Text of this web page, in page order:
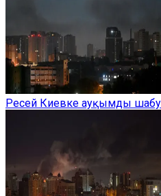
Ресей Киевке ауқымды